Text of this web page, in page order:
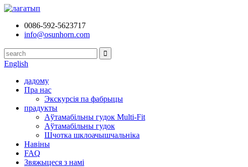
0086-592-5623717
info@osunhorn.com
English
дадому
Пра нас
Экскурсія па фабрыцы
прадукты
Аўтамабільны гудок Multi-Fit
Аўтамабільны гудок
Шчотка шклоачышчальніка
Навіны
FAQ
Звяжыцеся з намі